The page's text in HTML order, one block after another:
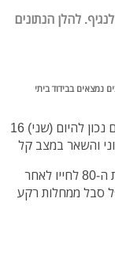
להלן הנתונים
קורונה וציון העיר עומד על 7.1. 2988 תושבים נמצאים בבידוד ביתי
במחלקת הקורונה בבית חולים לניאדו מאושפזים נכון להיום (שני) 16
חולה אחד נפטר אתמול מקורונה, מטופל בשנות ה-80 לחייו לאחר
סבל ממחלות רקע